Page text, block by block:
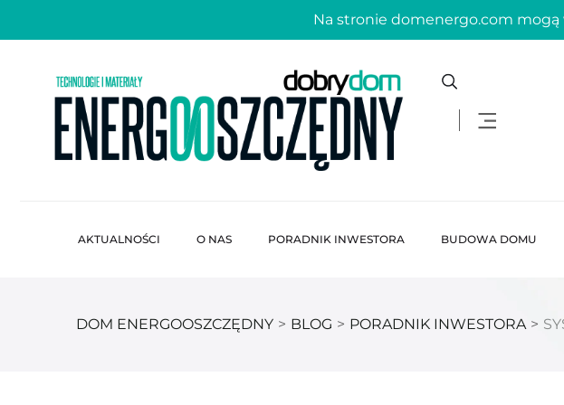
Na stronie domenergo.com
AKTUALNOŚCI O NAS PORADNIK INWESTORA BUDOWA DOMU
DOM ENERGOOSZCZĘDNY > BLOG > PORADNIK INWESTORA >